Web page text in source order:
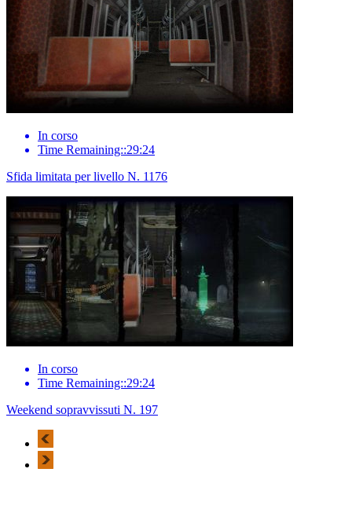
In corso
Time Remaining::29:24
Sfida limitata per livello N. 1176
In corso
Time Remaining::29:24
Weekend sopravvissuti N. 197